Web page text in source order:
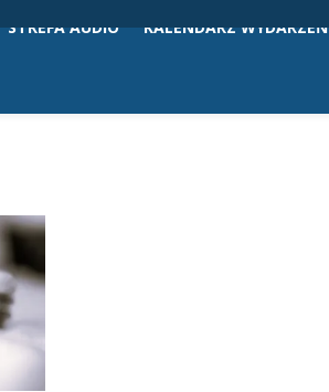
STREFA AUDIO KALENDARZ WYDARZEŃ